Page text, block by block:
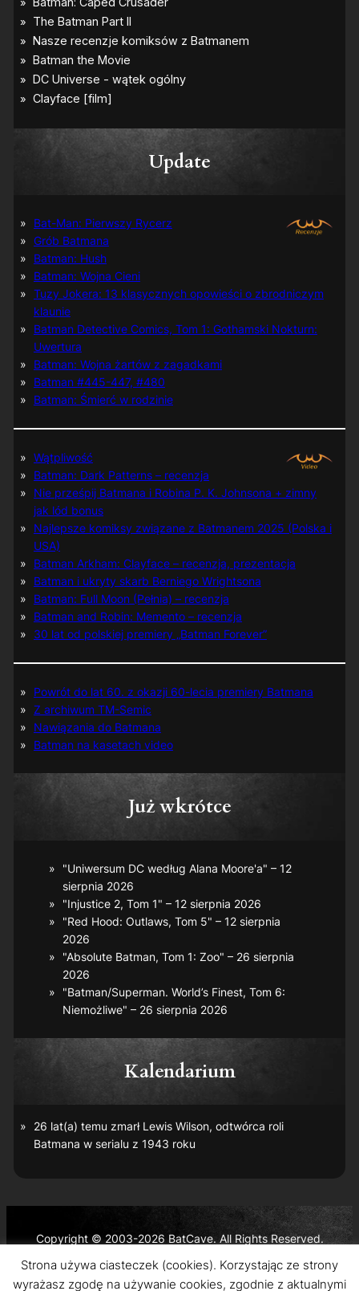
Update
Bat-Man: Pierwszy Rycerz
Grób Batmana
Batman: Hush
Batman: Wojna Cieni
Tuzy Jokera: 13 klasycznych opowieści o zbrodniczym
klaunie
Batman Detective Comics, Tom 1: Gothamski Nokturn:
Uwertura
Batman: Wojna żartów z zagadkami
Batman #445-447, #480
Batman: Śmierć w rodzinie
Wątpliwość
Batman: Dark Patterns – recenzja
Nie prześpij Batmana i Robina P. K. Johnsona + zimny
jak lód bonus
Najlepsze komiksy związane z Batmanem 2025 (Polska i
USA)
Batman Arkham: Clayface – recenzja, prezentacja
Batman i ukryty skarb Berniego Wrightsona
Batman: Full Moon (Pełnia) – recenzja
Batman and Robin: Memento – recenzja
30 lat od polskiej premiery „Batman Forever”
Powrót do lat 60. z okazji 60-lecia premiery Batmana
Z archiwum TM-Semic
Nawiązania do Batmana
Batman na kasetach video
Już wkrótce
"Uniwersum DC według Alana Moore'a" – 12
sierpnia 2026
"Injustice 2, Tom 1" – 12 sierpnia 2026
"Red Hood: Outlaws, Tom 5" – 12 sierpnia
2026
"Absolute Batman, Tom 1: Zoo" – 26 sierpnia
2026
"Batman/Superman. World’s Finest, Tom 6:
Niemożliwe" – 26 sierpnia 2026
Kalendarium
26 lat(a) temu zmarł Lewis Wilson, odtwórca roli
Batmana w serialu z 1943 roku
Copyright © 2003-2026 BatCave. All Rights Reserved.
trademarks of © DC Comics and Warner Bros. Entertainment
Strona używa ciasteczek (cookies). Korzystając ze strony
wyrażasz zgodę na używanie cookies, zgodnie z aktualnymi